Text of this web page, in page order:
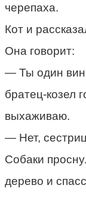
черепаха.
Кот и
Она говорит:
— Ты один
братец-козел
выхаживаю.
— Нет,
Собаки
дерево и